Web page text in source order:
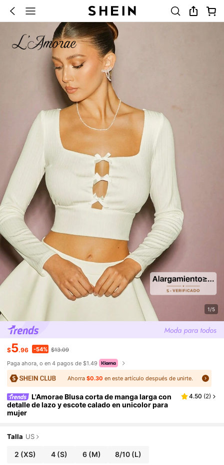
1/5
$5.96 -54% $13.09
Paga ahora, o en 4 pagos de $1.49
Ahorra$0.30 en este artículo después de unirte.
L'Amorae Blusa corta de manga larga con
detalle de lazo y escote calado en unicolor para
mujer
4.50 (2)
Talla US
2 (XS) 4(S) 6(M) 8/10 (L)